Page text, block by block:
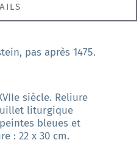
pas après 1475.
siècle. Reliure
liturgique
bleues et
: 22 x 30 cm.